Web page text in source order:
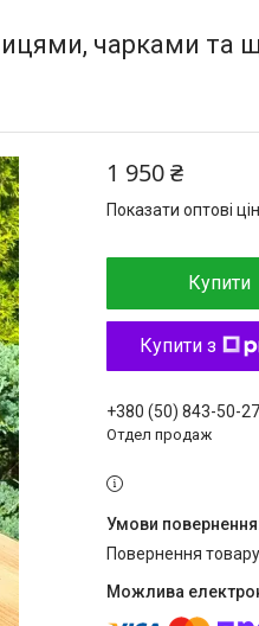
чарками та
1 950 ₴
Показати оптові
Купити
Купити з
+380 (50) 843-50-27
Отдел продаж
повернення